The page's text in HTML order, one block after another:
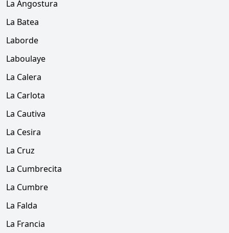
La Angostura
La Batea
Laborde
Laboulaye
La Calera
La Carlota
La Cautiva
La Cesira
La Cruz
La Cumbrecita
La Cumbre
La Falda
La Francia